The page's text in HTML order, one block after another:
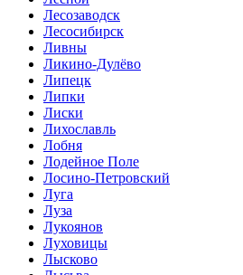
Лесозаводск
Лесосибирск
Ливны
Ликино-Дулёво
Липецк
Липки
Лиски
Лихославль
Лобня
Лодейное Поле
Лосино-Петровский
Луга
Луза
Лукоянов
Луховицы
Лысково